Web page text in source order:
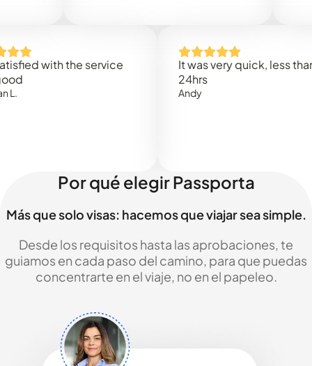
with the service
It was very quick, less than
Por qué elegir Passporta
Más que solo visas: hacemos que viajar sea simple.
Desde los requisitos hasta las aprobaciones, te
guiamos en cada paso del camino, para que puedas
concentrarte en el viaje, no en el papeleo.